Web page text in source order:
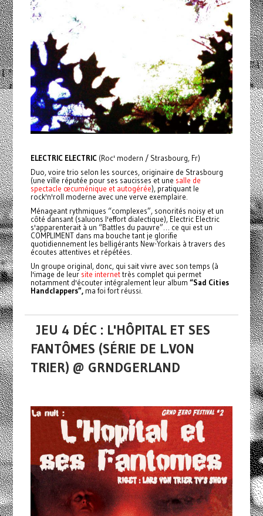
ELECTRIC ELECTRIC (Roc' modern / Strasbourg, Fr)
Duo, voire trio selon les sources, originaire de Strasbourg
(une ville réputée pour ses saucisses et une salle de
spectacle œcuménique et autogérée), pratiquant le
rock'n'roll moderne avec une verve exemplaire.
Ménageant rythmiques “complexes”, sonorités noisy et un
côté dansant (saluons l'effort dialectique), Electric Electric
s'apparenterait à un “Battles du pauvre”… ce qui est un
COMPLIMENT dans ma bouche tant je glorifie
quotidiennement les belligérants New-Yorkais à travers des
écoutes attentives et répétées.
Un groupe original, donc, qui sait vivre avec son temps (à
l'image de leursite internettrès complet qui permet
notamment d'écouter intégralement leur album “Sad Cities
Handclappers”, ma foi fort réussi.
JEU 4 DÉC : L'HÔPITAL ET SES
FANTÔMES (SÉRIE DE L.VON
TRIER) @ GRNDGERLAND